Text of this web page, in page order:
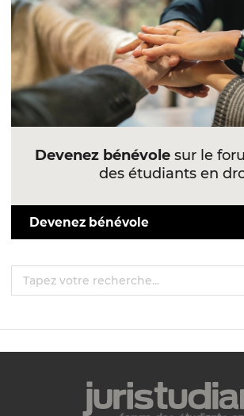
Devenez bénévolesur le
des étudiants en
Devenez bénévole